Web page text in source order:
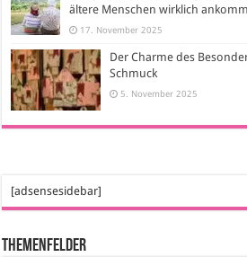
ältere Menschen wirklich
17. November 2025
Der Charme des
Schmuck
5. November 2025
[adsensesidebar]
Themenfelder